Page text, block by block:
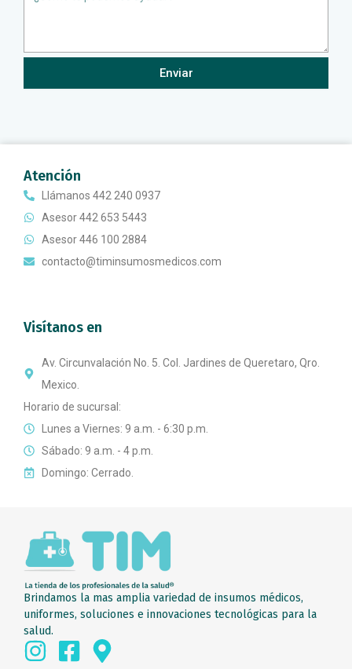
Enviar
Atención
Llámanos 442 240 0937
Asesor 442 653 5443
Asesor 446 100 2884
contacto@timinsumosmedicos.com
Visítanos en
Av. Circunvalación No. 5. Col. Jardines de Queretaro, Qro.
Mexico.
Horario de sucursal:
Lunes a Viernes: 9 a.m. - 6:30 p.m.
Sábado: 9 a.m. - 4 p.m.
Domingo: Cerrado.
Brindamos la mas amplia variedad de insumos médicos,
uniformes, soluciones e innovaciones tecnológicas para la
salud.